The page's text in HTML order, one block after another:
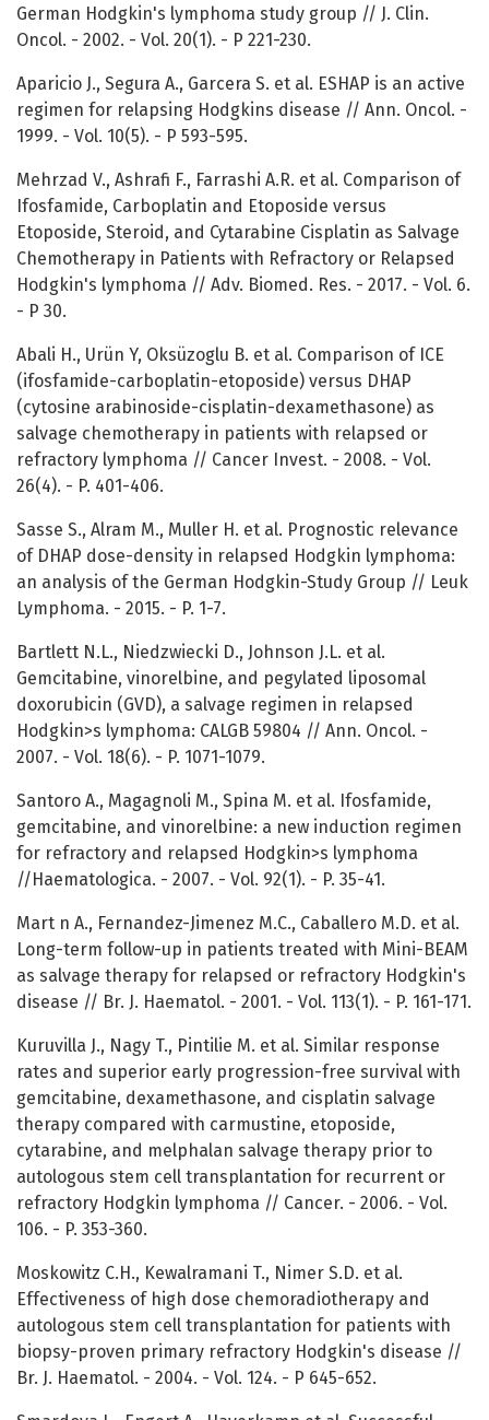
German Hodgkin's lymphoma study group // J. Clin.
Oncol. - 2002. - Vol. 20(1). - P 221-230.
Aparicio J., Segura A., Garcera S. et al. ESHAP is an active
regimen for relapsing Hodgkins disease // Ann. Oncol. -
1999. - Vol. 10(5). - P 593-595.
Mehrzad V., Ashrafi F., Farrashi A.R. et al. Comparison of
Ifosfamide, Carboplatin and Etoposide versus
Etoposide, Steroid, and Cytarabine Cisplatin as Salvage
Chemotherapy in Patients with Refractory or Relapsed
Hodgkin's lymphoma // Adv. Biomed. Res. - 2017. - Vol. 6.
- P 30.
Abali H., Urün Y, Oksüzoglu B. et al. Comparison of ICE
(ifosfamide-carboplatin-etoposide) versus DHAP
(cytosine arabinoside-cisplatin-dexamethasone) as
salvage chemotherapy in patients with relapsed or
refractory lymphoma // Cancer Invest. - 2008. - Vol.
26(4). - P. 401-406.
Sasse S., Alram M., Muller H. et al. Prognostic relevance
of DHAP dose-density in relapsed Hodgkin lymphoma:
an analysis of the German Hodgkin-Study Group // Leuk
Lymphoma. - 2015. - P. 1-7.
Bartlett N.L., Niedzwiecki D., Johnson J.L. et al.
Gemcitabine, vinorelbine, and pegylated liposomal
doxorubicin (GVD), a salvage regimen in relapsed
Hodgkin>s lymphoma: CALGB 59804 // Ann. Oncol. -
2007. - Vol. 18(6). - P. 1071-1079.
Santoro A., Magagnoli M., Spina M. et al. Ifosfamide,
gemcitabine, and vinorelbine: a new induction regimen
for refractory and relapsed Hodgkin>s lymphoma
//Haematologica. - 2007. - Vol. 92(1). - P. 35-41.
Mart n A., Fernandez-Jimenez M.C., Caballero M.D. et al.
Long-term follow-up in patients treated with Mini-BEAM
as salvage therapy for relapsed or refractory Hodgkin's
disease // Br. J. Haematol. - 2001. - Vol. 113(1). - P. 161-171.
Kuruvilla J., Nagy T., Pintilie M. et al. Similar response
rates and superior early progression-free survival with
gemcitabine, dexamethasone, and cisplatin salvage
therapy compared with carmustine, etoposide,
cytarabine, and melphalan salvage therapy prior to
autologous stem cell transplantation for recurrent or
refractory Hodgkin lymphoma // Cancer. - 2006. - Vol.
106. - P. 353-360.
Moskowitz C.H., Kewalramani T., Nimer S.D. et al.
Effectiveness of high dose chemoradiotherapy and
autologous stem cell transplantation for patients with
biopsy-proven primary refractory Hodgkin's disease //
Br. J. Haematol. - 2004. - Vol. 124. - P 645-652.